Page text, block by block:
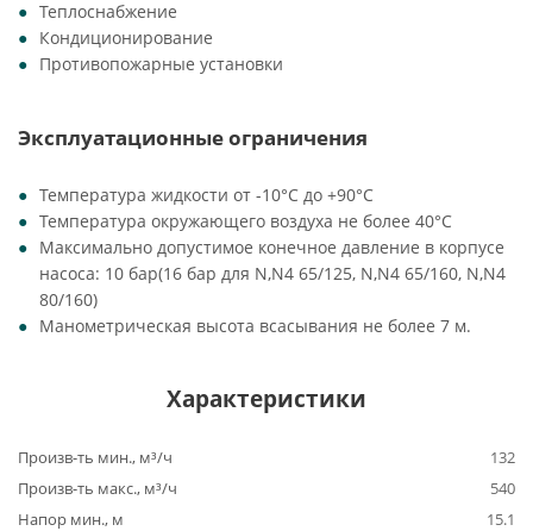
Теплоснабжение
Кондиционирование
Противопожарные установки
Эксплуатационные ограничения
Температура жидкости от -10°C до +90°C
Температура окружающего воздуха не более 40°C
Максимально допустимое конечное давление в корпусе
насоса: 10 бар(16 бар для N,N4 65/125, N,N4 65/160, N,N4
80/160)
Манометрическая высота всасывания не более 7 м.
Характеристики
Произв-ть мин., м³/ч
132
Произв-ть макс., м³/ч
540
Напор мин., м
15.1